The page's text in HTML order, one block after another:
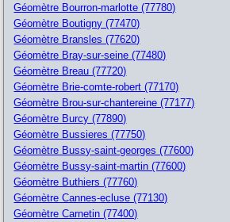
Géomètre Bourron-marlotte (77780)
Géomètre Boutigny (77470)
Géomètre Bransles (77620)
Géomètre Bray-sur-seine (77480)
Géomètre Breau (77720)
Géomètre Brie-comte-robert (77170)
Géomètre Brou-sur-chantereine (77177)
Géomètre Burcy (77890)
Géomètre Bussieres (77750)
Géomètre Bussy-saint-georges (77600)
Géomètre Bussy-saint-martin (77600)
Géomètre Buthiers (77760)
Géomètre Cannes-ecluse (77130)
Géomètre Carnetin (77400)